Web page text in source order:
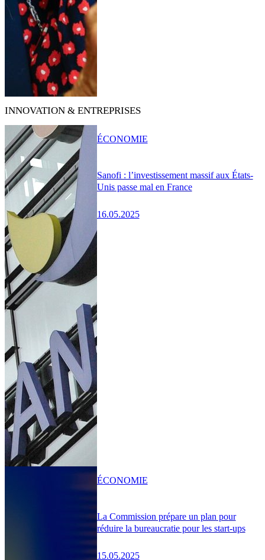
INNOVATION & ENTREPRISES
Sanofi : l’investissement massif aux États-
Unis passe mal en France
16.05.2025
ÉCONOMIE
La Commission prépare un plan pour
réduire la bureaucratie pour les start-ups
15.05.2025
ÉCONOMIE